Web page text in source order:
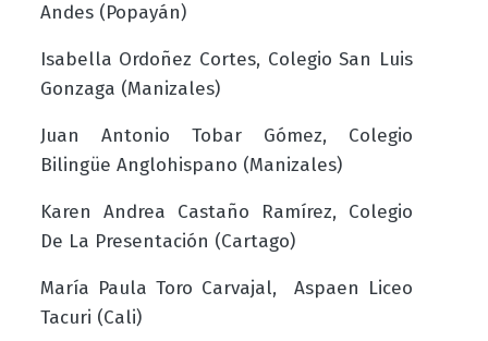
Andes (Popayán)
Isabella Ordoñez Cortes, Colegio San Luis
Gonzaga (Manizales)
Juan Antonio Tobar Gómez, Colegio
Bilingüe Anglohispano (Manizales)
Karen Andrea Castaño Ramírez, Colegio
De La Presentación (Cartago)
María Paula Toro Carvajal, Aspaen Liceo
Tacuri (Cali)